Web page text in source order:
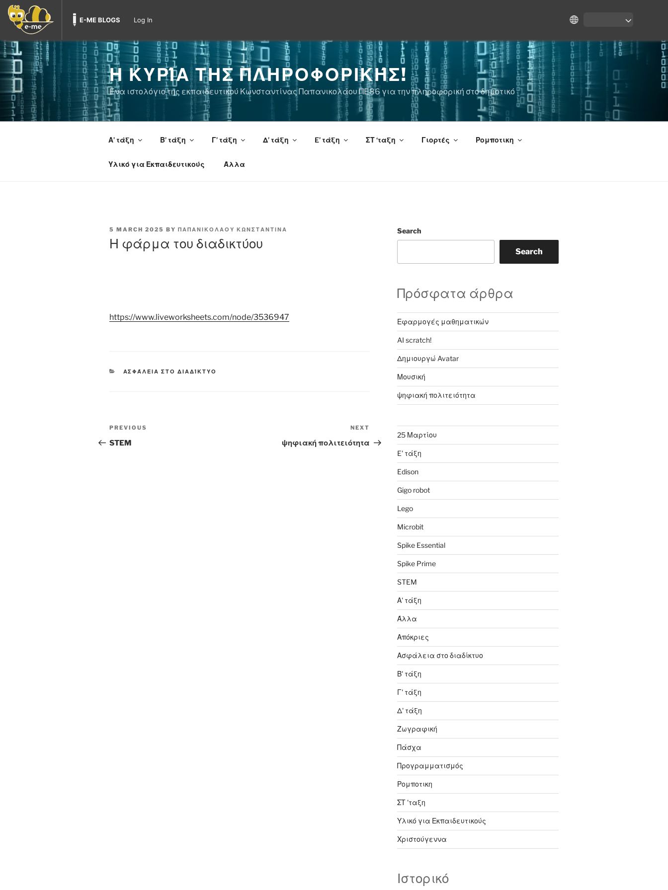
E-ME BLOGS Log In
Skip
to
content
Η ΚΥΡΊΑ ΤΗΣ ΠΛΗΡΟΦΟΡΙΚΉΣ!
Ένα ιστολόγιο της εκπαιδευτικού Κωνσταντίνας Παπανικολάου ΠΕ86 για την πληροφορική στο δημοτικό
Α’ τάξη Β’ τάξη Γ’ τάξη Δ’ τάξη E’ τάξη ΣΤ ‘ταξη Γιορτές Ρομποτικη
Υλικό για Εκπαιδευτικούς Άλλα
POSTED
5 MARCH 2025 BY ΠΑΠΑΝΙΚΟΛΑΟΥ ΚΩΝΣΤΑΝΤΙΝΑ
Η φάρμα του διαδικτύου
https://www.liveworksheets.com/node/3536947
CATEGORIES
ΑΣΦΆΛΕΙΑ ΣΤΟ ΔΙΑΔΊΚΤΥΟ
Post
navigation
Previous
Post
PREVIOUS
STEM
Post
NEXT
ψηφιακή πολιτειότητα
Search
Search
Πρόσφατα άρθρα
Εφαρμογές μαθηματικών
AI scratch!
Δημιουργώ Avatar
Μουσική
ψηφιακή πολιτειότητα
25 Μαρτίου
E' τάξη
Edison
Gigo robot
Lego
Microbit
Spike Essential
Spike Prime
STEM
Α' τάξη
Άλλα
Απόκριες
Ασφάλεια στο διαδίκτυο
Β' τάξη
Γ' τάξη
Δ' τάξη
Ζωγραφική
Πάσχα
Προγραμματισμός
Ρομποτικη
ΣΤ 'ταξη
Υλικό για Εκπαιδευτικούς
Χριστούγεννα
Ιστορικό